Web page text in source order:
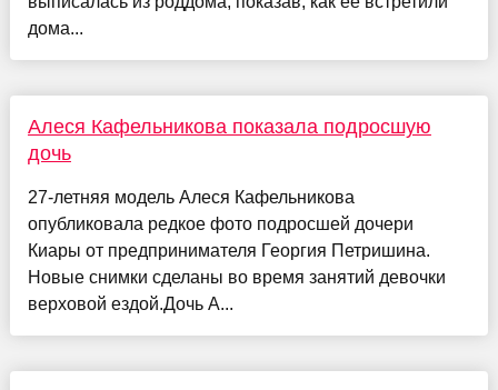
дома...
Алеся Кафельникова показала подросшую
дочь
27-летняя модель Алеся Кафельникова
опубликовала редкое фото подросшей дочери
Киары от предпринимателя Георгия Петришина.
Новые снимки сделаны во время занятий девочки
верховой ездой.Дочь А...